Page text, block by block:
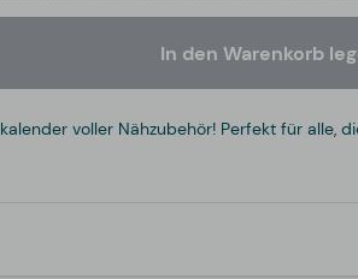
In den Warenkorb
voller Nähzubehör! Perfekt für alle,